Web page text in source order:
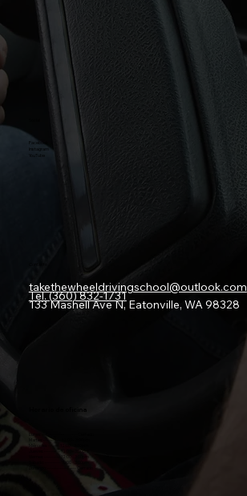
Martes: ----------- 12:00 - 3:00pm
Miércoles: -------
Jueves: ----------12:00 - 3:00pm
12:00 - 3:00pm
10:00 - 3:00pm
Domingo: ------------------ Cerrado
Facebook
Instagram
YouTube
takethewheeldrivingschool@outlook.com
Tel. (360) 832-1731
133 Mashell Ave N, Eatonville, WA 98328